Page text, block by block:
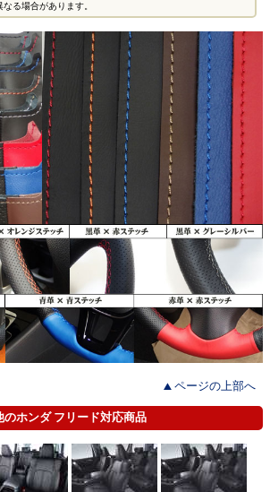
る場合があります。
ページの上部へ
のホンダ フリード対応商品